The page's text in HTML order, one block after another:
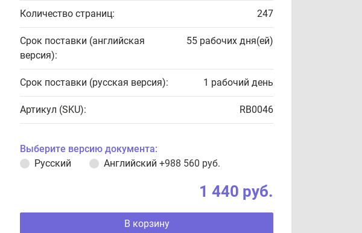
Количество страниц: 247
Срок поставки (английская
версия):
55 рабочих дня(ей)
Срок поставки (русская версия): 1 рабочий день
Артикул (SKU): RB0046
Выберите версию документа:
Русский
Английский +988 560 руб.
1 440 руб.
В корзину